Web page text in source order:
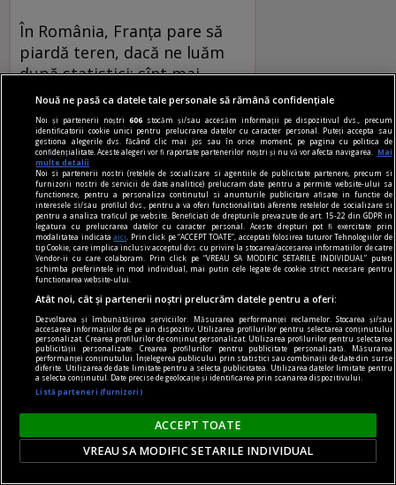
În România, Franţa pare să
piardă teren, dacă ne luăm
după statistici: sînt mai
puţini vorbitori de franceză
decît la începutul anilor ’90,
cînd francezii veniţi într-o
Românie abia eliberată de
comunism descopereau cu
plăcere că franceza era cu
adevărat „a doua limbă“
vorbită la noi. Acum, locul a
fost luat de engleză. E de
discutat ce pierde Franţa din
asta. Dar ce pierde România
din această „evadare în masă“
către engleză?
Această predominanţă a
englezei duce la gîndire unică
instrumentarului profesional
Nouă ne pasă ca datele tale personale să rămână confidențiale
Noi și partenerii noștri606 stocăm și/sau accesăm informații pe dispozitivul dvs., precum
identificatorii cookie unici pentru prelucrarea datelor cu caracter personal. Puteți accepta sau
gestiona alegerile dvs. făcând clic mai jos sau în orice moment, pe pagina cu politica de
confidențialitate. Aceste alegeri vor fi raportate partenerilor noștri și nu vă vor afecta navigarea.
Mai
multe detalii
Noi si partenerii nostri (retelele de socializare si agentiile de publicitate partenere, precum si
furnizorii nostri de servicii de date analitice) prelucram date pentru a permite website-ului sa
functioneze, pentru a personaliza continutul si anunturile publicitare afisate in functie de
interesele si/sau profilul dvs., pentru a va oferi functionalitati aferente retelelor de socializare si
pentru a analiza traficul pe website. Beneficiati de drepturile prevazute de art. 15-22 din GDPR in
legatura cu prelucrarea datelor cu caracter personal. Aceste drepturi pot fi exercitate prin
modalitatea indicataaici
. Prin click pe “ACCEPT TOATE”, acceptati folosirea tuturor Tehnologiilor de
tip Cookie, care implica inclusiv acceptul dvs. cu privire la stocarea/accesarea informatiilor de catre
Vendor-ii cu care colaboram. Prin click pe “VREAU SA MODIFIC SETARILE INDIVIDUAL” puteti
schimba preferintele in mod individual, mai putin cele legate de cookie strict necesare pentru
functionarea website-ului.
Atât noi, cât și partenerii noștri prelucrăm datele pentru a oferi:
Dezvoltarea și îmbunătățirea serviciilor. Măsurarea performanței reclamelor. Stocarea și/sau
accesarea informațiilor de pe un dispozitiv. Utilizarea profilurilor pentru selectarea conținutului
personalizat. Crearea profilurilor de conținut personalizat. Utilizarea profilurilor pentru selectarea
publicității personalizate. Crearea profilurilor pentru publicitate personalizată. Măsurarea
performanței conținutului. Înțelegerea publicului prin statistici sau combinații de date din surse
diferite. Utilizarea de date limitate pentru a selecta publicitatea. Utilizarea datelor limitate pentru
a selecta conținutul. Date precise de geolocație și identificarea prin scanarea dispozitivului.
Listă parteneri (furnizori)
ACCEPT TOATE
VREAU SA MODIFIC SETARILE INDIVIDUAL